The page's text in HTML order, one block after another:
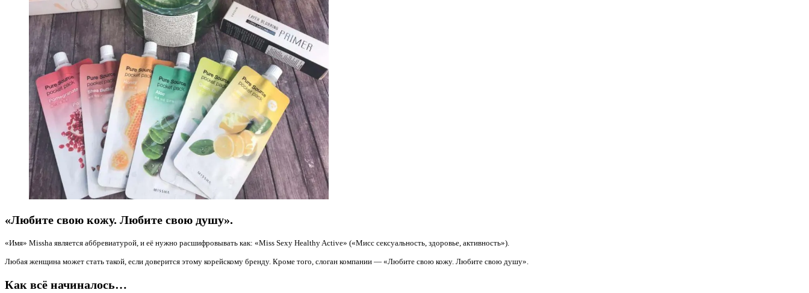
«Любите свою кожу. Любите свою душу».
«Имя» Missha является аббревиатурой, и её нужно расшифровывать как: «Miss Sexy Healthy Active» («Мисс сексуальность, здоровье, активность»).
Любая женщина может стать такой, если доверится этому корейскому бренду. Кроме того, слоган компании — «Любите свою кожу. Любите свою душу».
Как всё начиналось…